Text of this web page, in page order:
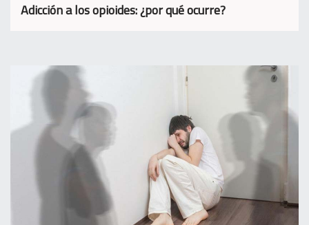
Adicción a los opioides: ¿por qué ocurre?